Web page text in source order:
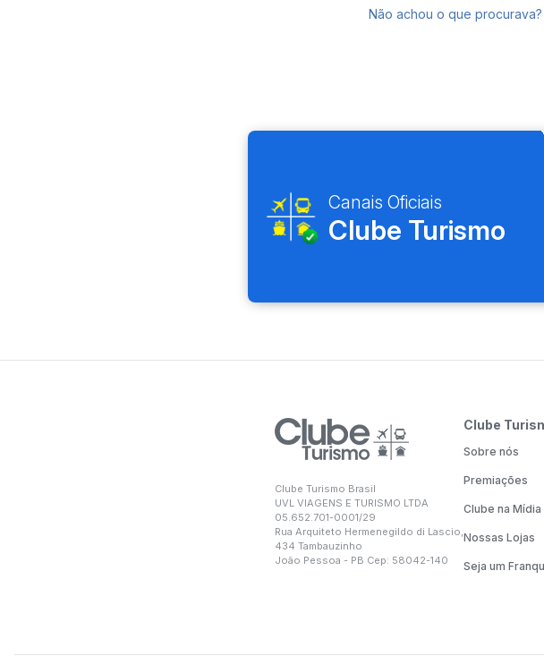
Não achou o que procurava?
Canais Oficiais
Clube Turismo
Clube Turismo Brasil
UVL VIAGENS E TURISMO LTDA
05.652.701-0001/29
Rua Arquiteto Hermenegildo di Lascio,
434 Tambauzinho
João Pessoa - PB Cep: 58042-140
Clube
Sobre nós
Premiações
Clube na Mídia
Nossas Lojas
Seja um